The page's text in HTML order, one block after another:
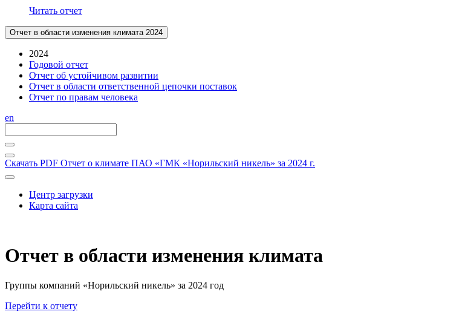
Читать отчет
Отчет в области изменения климата 2024
2024
Годовой отчет
Отчет об устойчивом развитии
Отчет в области ответственной цепочки поставок
Отчет по правам человека
en
Скачать PDF Отчет о климате ПАО «ГМК «Норильский никель» за 2024 г.
Центр загрузки
Карта сайта
Отчет в области изменения климата
Группы компаний «Норильский никель» за 2024 год
Перейти к отчету